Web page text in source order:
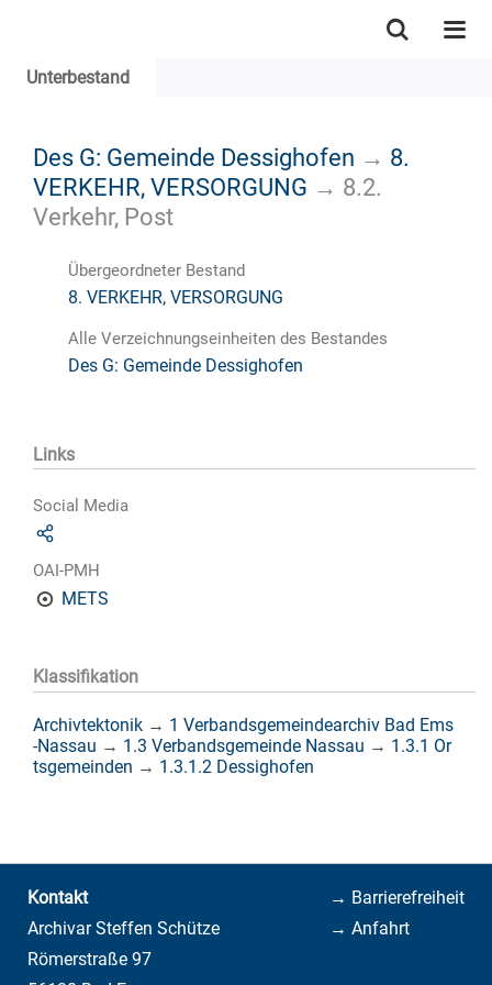
Unterbestand
Des G: Gemeinde Dessighofen → 8.
VERKEHR, VERSORGUNG → 8.2.
Verkehr, Post
Übergeordneter Bestand
8. VERKEHR, VERSORGUNG
Alle Verzeichnungseinheiten des Bestandes
Des G: Gemeinde Dessighofen
Links
Social Media
OAI-PMH
METS
Klassifikation
Archivtektonik → 1 Verbandsgemeindearchiv Bad Ems
-Nassau → 1.3 Verbandsgemeinde Nassau → 1.3.1 Or
tsgemeinden → 1.3.1.2 Dessighofen
→ Barrierefreiheit
→ Anfahrt
Kontakt
Archivar Steffen Schütze
Römerstraße 97